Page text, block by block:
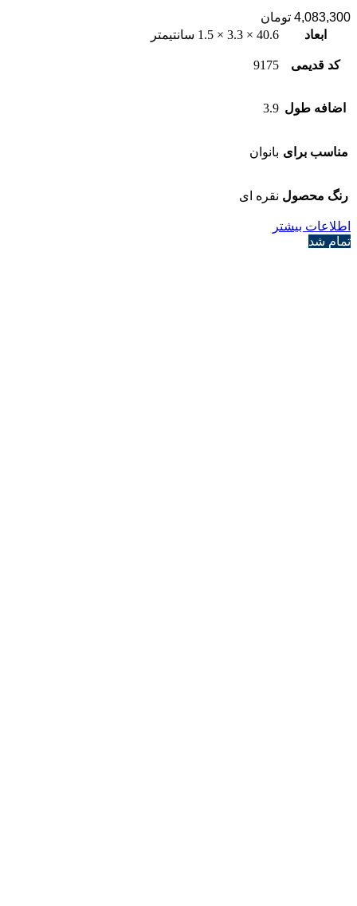
4,083,300 تومان
ابعاد
40.6 × 3.3 × 1.5 سانتیمتر
کد قدیمی 9175
اضافه طول 3.9
مناسب برای بانوان
رنگ محصول نقره ای
اطلاعات بیشتر
تمام شد